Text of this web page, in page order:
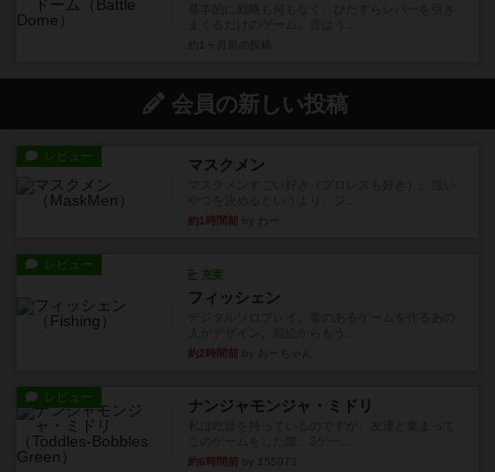
会員の新しい投稿
レビュー マスクメン
約1時間前
レビュー
充実
フィッシェン
約2時間前
レビュー ナンジャモンジャ・ミドリ
約6時間前